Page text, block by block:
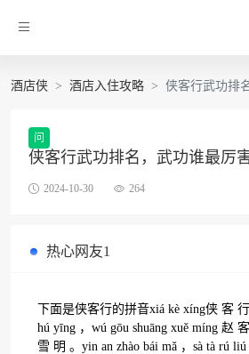
酒店侠 酒店入住攻略 侠客行武功排
问
侠客行武功排名，武功谁最厉害
2024-10-30 264
热心网友1
下面是侠客行的拼音xiá kè xíng侠 客
hú yīng ，wú gōu shuāng xuě míng 赵
雪 明 。yin an zhào bái mǎ ，sà tà rú